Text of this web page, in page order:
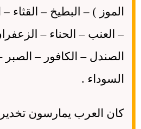
الموز ) – البطيخ – القثاء
– العنب – الحناء –
الصندل – الكافور – الصبر
السوداء .
كان العرب يمارسون تخدير